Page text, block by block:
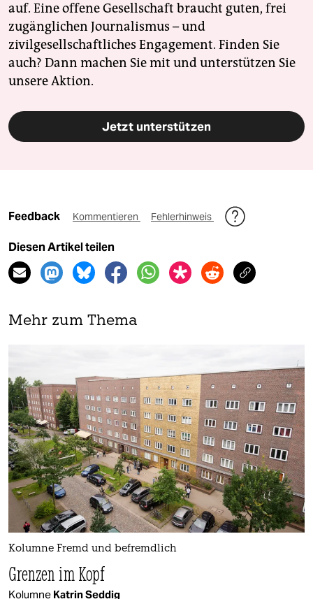
auf. Eine offene Gesellschaft braucht guten, frei
zugänglichen Journalismus – und
zivilgesellschaftliches Engagement. Finden Sie
auch? Dann machen Sie mit und unterstützen Sie
unsere Aktion.
Jetzt unterstützen
Feedback Kommentieren Fehlerhinweis
Diesen Artikel teilen
Mehr zum Thema
Kolumne Fremd und befremdlich
Grenzen im Kopf
Kolumne Katrin Seddig